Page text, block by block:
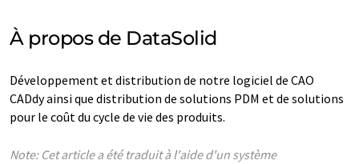
À propos de DataSolid
Développement et distribution de notre logiciel de CAO
CADdy ainsi que distribution de solutions PDM et de solutions
pour le coût du cycle de vie des produits.
Note: Cet article a été traduit à l'aide d'un système